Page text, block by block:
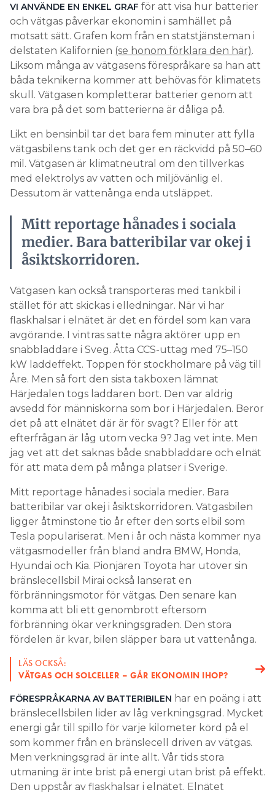
VI ANVÄNDE EN ENKEL GRAF för att visa hur batterier
och vätgas påverkar ekonomin i samhället på
motsatt sätt. Grafen kom från en statstjänsteman i
delstaten Kalifornien (se honom förklara den här).
Liksom många av vätgasens förespråkare sa han att
båda teknikerna kommer att behövas för klimatets
skull. Vätgasen kompletterar batterier genom att
vara bra på det som batterierna är dåliga på.
Likt en bensinbil tar det bara fem minuter att fylla
vätgasbilens tank och det ger en räckvidd på 50–60
mil. Vätgasen är klimatneutral om den tillverkas
med elektrolys av vatten och miljövänlig el.
Dessutom är vattenånga enda utsläppet.
Mitt reportage hånades i sociala
medier. Bara batteribilar var okej i
åsiktskorridoren.
Vätgasen kan också transporteras med tankbil i
stället för att skickas i elledningar. När vi har
flaskhalsar i elnätet är det en fördel som kan vara
avgörande. I vintras satte några aktörer upp en
snabbladdare i Sveg. Åtta CCS-uttag med 75–150
kW laddeffekt. Toppen för stockholmare på väg till
Åre. Men så fort den sista takboxen lämnat
Härjedalen togs laddaren bort. Den var aldrig
avsedd för människorna som bor i Härjedalen. Beror
det på att elnätet där är för svagt? Eller för att
efterfrågan är låg utom vecka 9? Jag vet inte. Men
jag vet att det saknas både snabbladdare och elnät
för att mata dem på många platser i Sverige.
Mitt reportage hånades i sociala medier. Bara
batteribilar var okej i åsiktskorridoren. Vätgasbilen
ligger åtminstone tio år efter den sorts elbil som
Tesla populariserat. Men i år och nästa kommer nya
vätgasmodeller från bland andra BMW, Honda,
Hyundai och Kia. Pionjären Toyota har utöver sin
bränslecellsbil Mirai också lanserat en
förbränningsmotor för vätgas. Den senare kan
komma att bli ett genombrott eftersom
förbränning ökar verkningsgraden. Den stora
fördelen är kvar, bilen släpper bara ut vattenånga.
LÄS OCKSÅ:
VÄTGAS OCH SOLCELLER – GÅR EKONOMIN IHOP?
FÖRESPRÅKARNA AV BATTERIBILEN har en poäng i att
bränslecellsbilen lider av låg verkningsgrad. Mycket
energi går till spillo för varje kilometer körd på el
som kommer från en bränslecell driven av vätgas.
Men verkningsgrad är inte allt. Vår tids stora
utmaning är inte brist på energi utan brist på effekt.
Den uppstår av flaskhalsar i elnätet. Elnätet